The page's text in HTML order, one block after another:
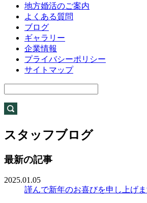
地方婚活のご案内
よくある質問
ブログ
ギャラリー
企業情報
プライバシーポリシー
サイトマップ
スタッフブログ
最新の記事
2025.01.05
謹んで新年のお喜びを申し上げま